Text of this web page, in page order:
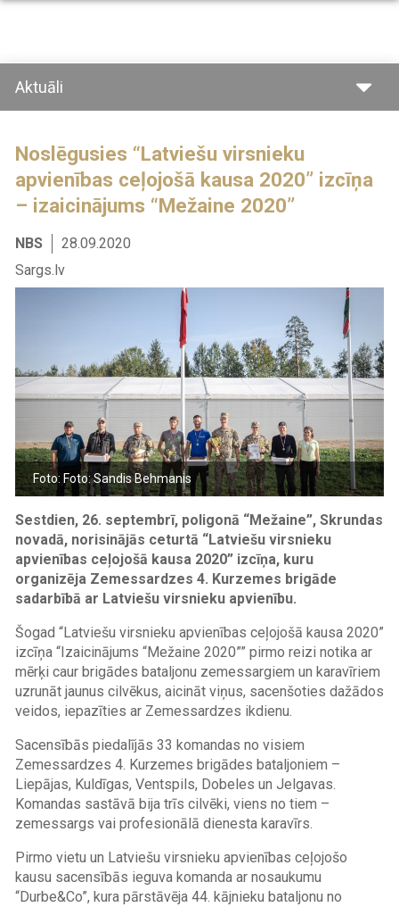
Pārlekt
saturu
Aktuāli
Noslēgusies “Latviešu virsnieku
apvienības ceļojošā kausa 2020” izcīņa
– izaicinājums “Mežaine 2020”
NBS
28.09.2020
Sargs.lv
Foto: Foto: Sandis Behmanis
Sestdien, 26. septembrī, poligonā “Mežaine”, Skrundas
novadā, norisinājās ceturtā “Latviešu virsnieku
apvienības ceļojošā kausa 2020” izcīņa, kuru
organizēja Zemessardzes 4. Kurzemes brigāde
sadarbībā ar Latviešu virsnieku apvienību.
Šogad “Latviešu virsnieku apvienības ceļojošā kausa 2020”
izcīņa “Izaicinājums “Mežaine 2020”” pirmo reizi notika ar
mērķi caur brigādes bataljonu zemessargiem un karavīriem
uzrunāt jaunus cilvēkus, aicināt viņus, sacenšoties dažādos
veidos, iepazīties ar Zemessardzes ikdienu.
Sacensībās piedalījās 33 komandas no visiem
Zemessardzes 4. Kurzemes brigādes bataljoniem –
Liepājas, Kuldīgas, Ventspils, Dobeles un Jelgavas.
Komandas sastāvā bija trīs cilvēki, viens no tiem –
zemessargs vai profesionālā dienesta karavīrs.
Pirmo vietu un Latviešu virsnieku apvienības ceļojošo
kausu sacensībās ieguva komanda ar nosaukumu
“Durbe&Co”, kura pārstāvēja 44. kājnieku bataljonu no